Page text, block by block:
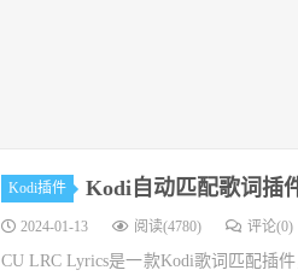
Kodi插件 Kodi自动匹配歌词插
2024-01-13 阅读(4780) 评论(0)
CU LRC Lyrics是一款Kodi歌词匹配插